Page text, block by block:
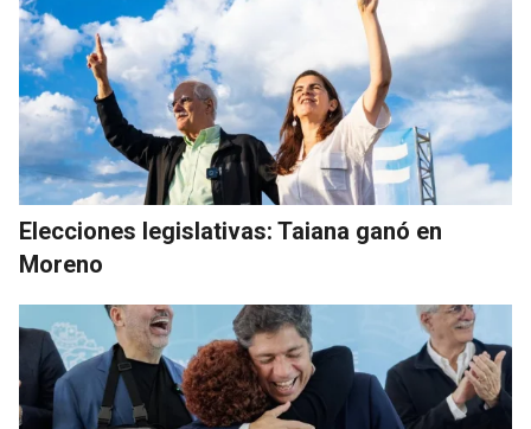
Elecciones legislativas: Taiana ganó en
Moreno